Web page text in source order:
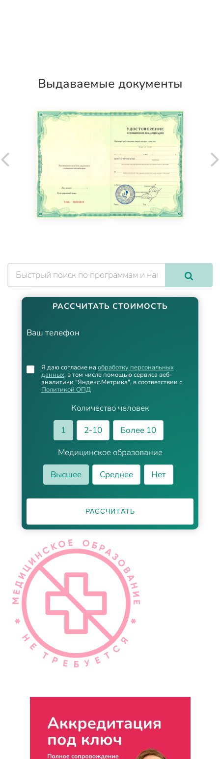
Выдаваемые документы
РАССЧИТАТЬ СТОИМОСТЬ
Ваш телефон
Количество человек
1
2-10
Более 10
Медицинское образование
Высшее
Среднее Нет
Я даю согласие на обработку персональных
данных, в том числе помощью сервиса веб-
аналитики "Яндекс.Метрика", в соответствии с
Политикой ОПД
РАССЧИТАТЬ